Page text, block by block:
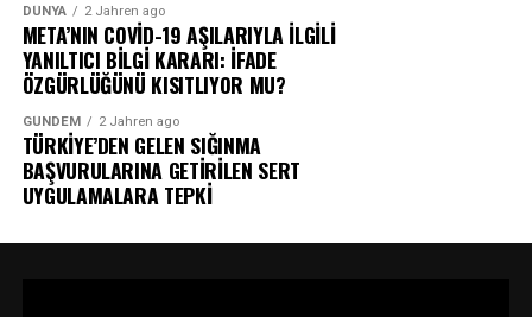
DÜNYA 2 Jahren ago
META’NIN COVİD-19 AŞILARIYLA İLGİLİ
YANILTICI BİLGİ KARARI: İFADE
ÖZGÜRLÜĞÜNÜ KISITLIYOR MU?
GÜNDEM 2 Jahren ago
TÜRKİYE’DEN GELEN SIĞINMA
BAŞVURULARINA GETİRİLEN SERT
UYGULAMALARA TEPKİ